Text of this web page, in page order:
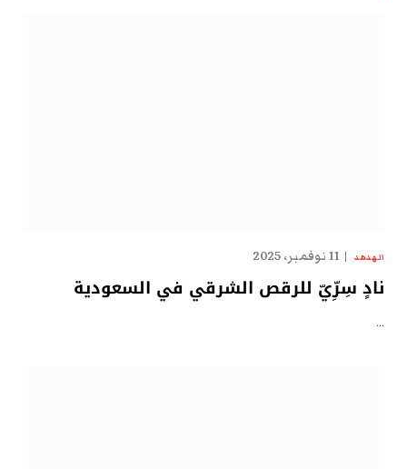
الهدهد 11 نوفمبر، 2025
نادٍ سِرِّيّ للرقص الشرقي في السعودية
…